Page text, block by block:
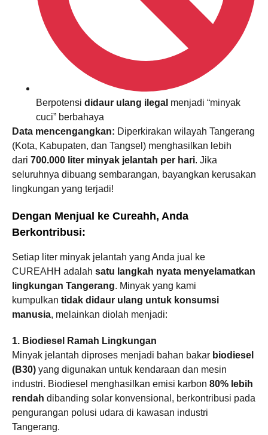
Berpotensi didaur ulang ilegal menjadi “minyak
cuci” berbahaya
Data mencengangkan: Diperkirakan wilayah Tangerang
(Kota, Kabupaten, dan Tangsel) menghasilkan lebih
dari 700.000 liter minyak jelantah per hari. Jika
seluruhnya dibuang sembarangan, bayangkan kerusakan
lingkungan yang terjadi!
Dengan Menjual ke Cureahh, Anda
Berkontribusi:
Setiap liter minyak jelantah yang Anda jual ke
CUREAHH adalah satu langkah nyata menyelamatkan
lingkungan Tangerang. Minyak yang kami
kumpulkan tidak didaur ulang untuk konsumsi
manusia, melainkan diolah menjadi:
1. Biodiesel Ramah Lingkungan
Minyak jelantah diproses menjadi bahan bakar biodiesel
(B30) yang digunakan untuk kendaraan dan mesin
industri. Biodiesel menghasilkan emisi karbon 80% lebih
rendah dibanding solar konvensional, berkontribusi pada
pengurangan polusi udara di kawasan industri
Tangerang.